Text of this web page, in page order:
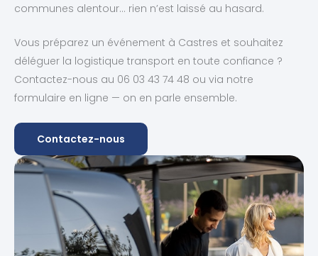
communes alentour… rien n’est laissé au hasard.
Vous préparez un événement à Castres et souhaitez
déléguer la logistique transport en toute confiance ?
Contactez-nous au 06 03 43 74 48 ou via notre
formulaire en ligne — on en parle ensemble.
Contactez-nous